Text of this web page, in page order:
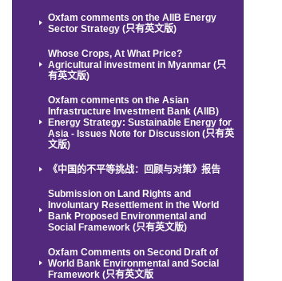
Oxfam comments on the AIIB Energy
Sector Strategy (只有英文版)
Whose Crops, At What Price?
Agricultural investment in Myanmar (只
有英文版)
Oxfam comments on the Asian
Infrastructure Investment Bank (AIIB)
Energy Strategy: Sustainable Energy for
Asia - Issues Note for Discussion (只有英
文版)
《中国的不平等挑战：回顾与对策》报告
Submission on Land Rights and
Involuntary Resettlement in the World
Bank Proposed Environmental and
Social Framework (只有英文版)
Oxfam Comments on Second Draft of
World Bank Environmental and Social
Framework (只有英文版